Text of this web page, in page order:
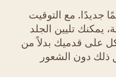
جديدًا. مع التوقيت
يمكنك تليين الجلد
على قدميك بدلاً من
ذلك دون الشعور